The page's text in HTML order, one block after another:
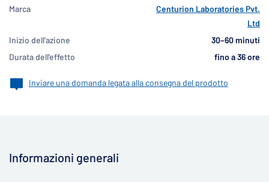
Marca
Centurion Laboratories Pvt.
Ltd
Inizio dell'azione
30–60 minuti
Durata dell'effetto
fino a 36 ore
Inviare una domanda legata alla consegna del prodotto
Informazioni generali